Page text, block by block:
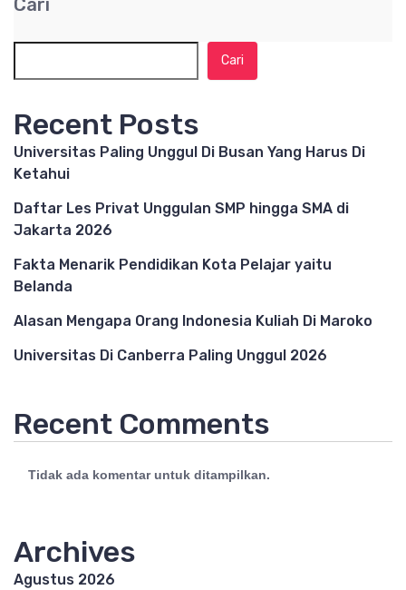
Cari
Cari
Recent Posts
Universitas Paling Unggul Di Busan Yang Harus Di
Ketahui
Daftar Les Privat Unggulan SMP hingga SMA di
Jakarta 2026
Fakta Menarik Pendidikan Kota Pelajar yaitu
Belanda
Alasan Mengapa Orang Indonesia Kuliah Di Maroko
Universitas Di Canberra Paling Unggul 2026
Recent Comments
Tidak ada komentar untuk ditampilkan.
Archives
Agustus 2026